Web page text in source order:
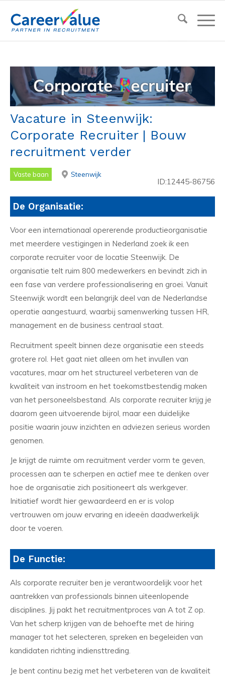
Vacature in Steenwijk:
Corporate Recruiter | Bouw
recruitment verder
Vaste baan Steenwijk
ID:12445-86756
De Organisatie:
Voor een internationaal opererende productieorganisatie
met meerdere vestigingen in Nederland zoek ik een
corporate recruiter voor de locatie Steenwijk. De
organisatie telt ruim 800 medewerkers en bevindt zich in
een fase van verdere professionalisering en groei. Vanuit
Steenwijk wordt een belangrijk deel van de Nederlandse
operatie aangestuurd, waarbij samenwerking tussen HR,
management en de business centraal staat.
Recruitment speelt binnen deze organisatie een steeds
grotere rol. Het gaat niet alleen om het invullen van
vacatures, maar om het structureel verbeteren van de
kwaliteit van instroom en het toekomstbestendig maken
van het personeelsbestand. Als corporate recruiter krijg je
daarom geen uitvoerende bijrol, maar een duidelijke
positie waarin jouw inzichten en adviezen serieus worden
genomen.
Je krijgt de ruimte om recruitment verder vorm te geven,
processen aan te scherpen en actief mee te denken over
hoe de organisatie zich positioneert als werkgever.
Initiatief wordt hier gewaardeerd en er is volop
vertrouwen om jouw ervaring en ideeën daadwerkelijk
door te voeren.
De Functie:
Als corporate recruiter ben je verantwoordelijk voor het
aantrekken van professionals binnen uiteenlopende
disciplines. Jij pakt het recruitmentproces van A tot Z op.
Van het scherp krijgen van de behoefte met de hiring
manager tot het selecteren, spreken en begeleiden van
kandidaten richting indiensttreding.
Je bent continu bezig met het verbeteren van de kwaliteit